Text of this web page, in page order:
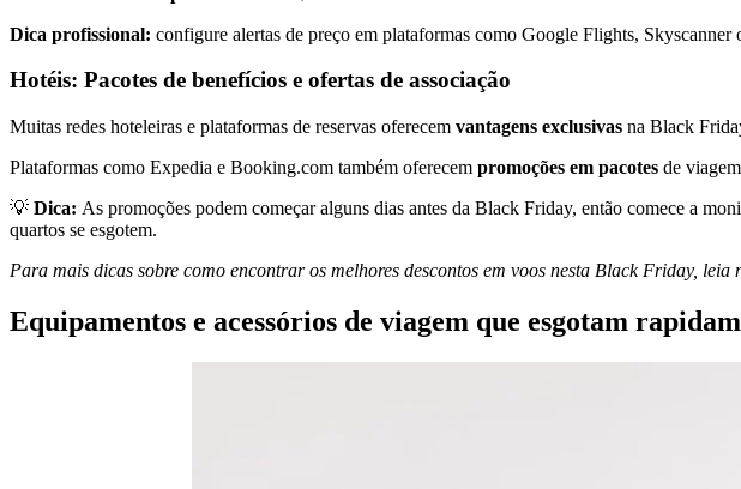
Dica profissional: configure alertas de preço em plataformas como Google Flights,
Hotéis: Pacotes de benefícios e ofertas de associação
Muitas redes hoteleiras e plataformas de reservas oferecem vantagens exclusivas na Black
Plataformas como Expedia e Booking.com também oferecem promoções em pacotes de
💡 Dica: As promoções podem começar alguns dias antes da Black Friday, então comece a
quartos se esgotem.
Para mais dicas sobre como encontrar os melhores descontos em voos nesta Black Friday, leia
Equipamentos e acessórios de viagem que esgotam